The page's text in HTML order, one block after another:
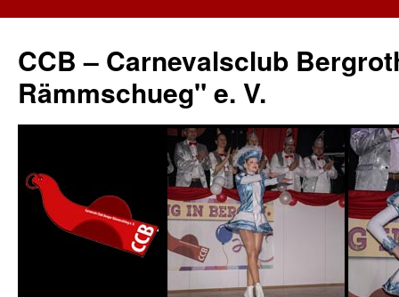
CCB – Carnevalsclub
Rämmschueg" e. V.